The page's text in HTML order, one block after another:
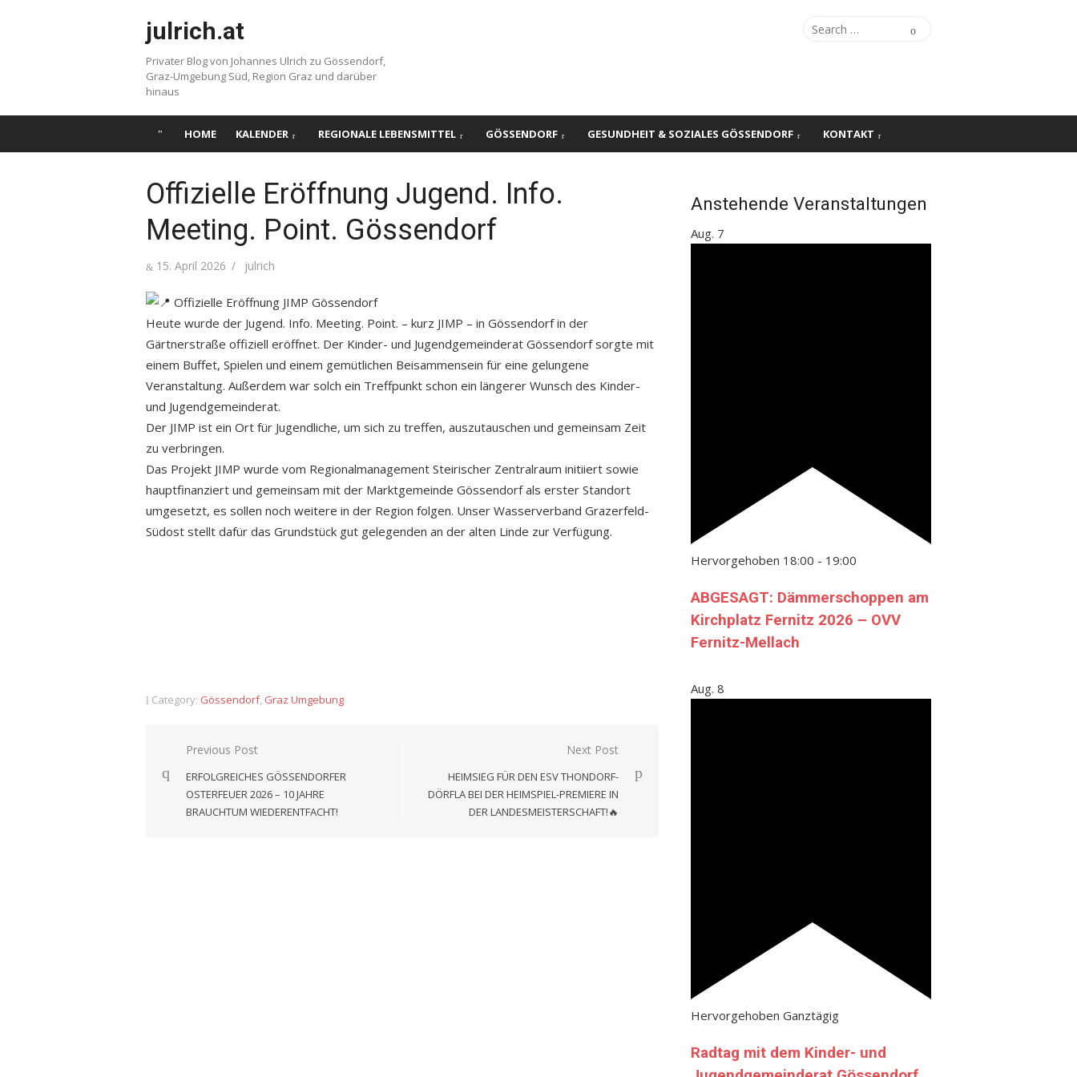
julrich.at
Privater Blog von Johannes Ulrich zu Gössendorf,
Graz-Umgebung Süd, Region Graz und darüber
hinaus
Search
Search
HOME KALENDER REGIONALE LEBENSMITTEL GÖSSENDORF GESUNDHEIT & SOZIALES GÖSSENDORF KONTAKT
Offizielle Eröffnung Jugend. Info.
Meeting. Point. Gössendorf
Posted
15. April 2026 Author
julrich
Offizielle Eröffnung JIMP Gössendorf
Heute wurde der Jugend. Info. Meeting. Point. – kurz JIMP – in Gössendorf in der
Gärtnerstraße offiziell eröffnet. Der Kinder- und Jugendgemeinderat Gössendorf sorgte mit
einem Buffet, Spielen und einem gemütlichen Beisammensein für eine gelungene
Veranstaltung. Außerdem war solch ein Treffpunkt schon ein längerer Wunsch des Kinder-
und Jugendgemeinderat.
Der JIMP ist ein Ort für Jugendliche, um sich zu treffen, auszutauschen und gemeinsam Zeit
zu verbringen.
Das Projekt JIMP wurde vom Regionalmanagement Steirischer Zentralraum initiiert sowie
hauptfinanziert und gemeinsam mit der Marktgemeinde Gössendorf als erster Standort
umgesetzt, es sollen noch weitere in der Region folgen. Unser Wasserverband Grazerfeld-
Südost stellt dafür das Grundstück gut gelegenden an der alten Linde zur Verfügung.
Category: Gössendorf, Graz Umgebung
Beitragsnavigation
Previous Post
ERFOLGREICHES GÖSSENDORFER
OSTERFEUER 2026 – 10 JAHRE
BRAUCHTUM WIEDERENTFACHT!
Next Post
HEIMSIEG FÜR DEN ESV THONDORF-
DÖRFLA BEI DER HEIMSPIEL-PREMIERE IN
DER LANDESMEISTERSCHAFT!🔥
Anstehende Veranstaltungen
Aug. 7
Hervorgehoben 18:00 - 19:00
ABGESAGT: Dämmerschoppen am
Kirchplatz Fernitz 2026 – OVV
Fernitz-Mellach
Aug. 8
Hervorgehoben Ganztägig
Radtag mit dem Kinder- und